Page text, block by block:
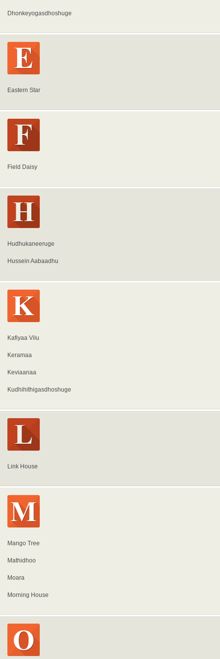
Dhonkeyogasdhoshuge
Eastern Star
Field Daisy
Hudhukaneeruge
Hussein Aabaadhu
Kafiyaa Vilu
Keramaa
Keviaanaa
Kudhihithigasdhoshuge
Link House
Mango Tree
Mathidhoo
Moara
Morning House